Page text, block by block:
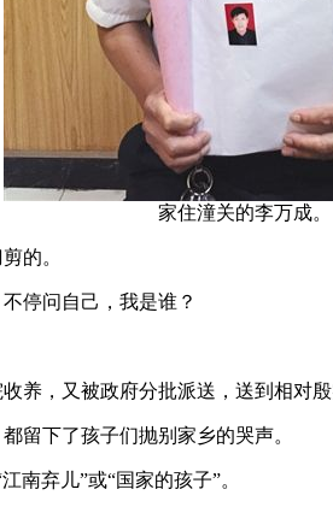
家住潼关的李万成。
的。
停问自己，我是谁？
，又被政府分批派送，送到相对殷
下了孩子们抛别家乡的哭声。
弃儿”或“国家的孩子”。